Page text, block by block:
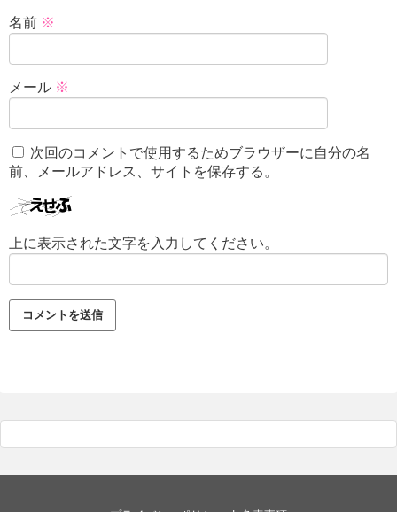
名前 ※
メール ※
次回のコメントで使用するためブラウザーに自分の名
前、メールアドレス、サイトを保存する。
上に表示された文字を入力してください。